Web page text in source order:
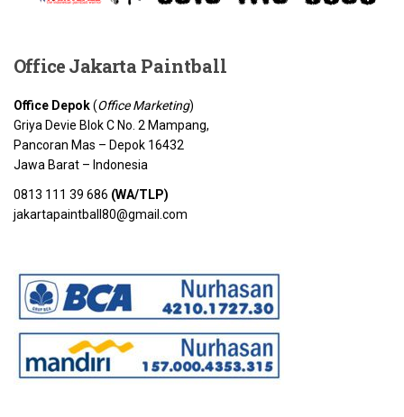
Office JakartaPaintball
Office Depok(Office Marketing)
Griya Devie Blok C No. 2 Mampang,
Pancoran Mas – Depok 16432
Jawa Barat – Indonesia
0813 111 39 686 (WA/TLP)
jakartapaintball80@gmail.com